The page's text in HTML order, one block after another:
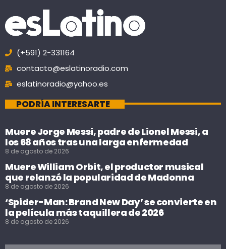
(+591) 2-331164
contacto@eslatinoradio.com
eslatinoradio@yahoo.es
PODRÍA INTERESARTE
Muere Jorge Messi, padre de Lionel Messi, a
los 68 años tras una larga enfermedad
8 de agosto de 2026
Muere William Orbit, el productor musical
que relanzó la popularidad de Madonna
8 de agosto de 2026
‘Spider-Man: Brand New Day’ se convierte en
la película más taquillera de 2026
8 de agosto de 2026